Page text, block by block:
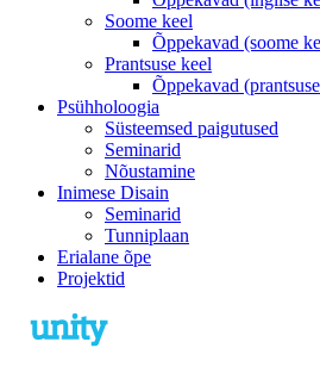
Soome keel
Õppekavad (soome
Prantsuse keel
Õppekavad
Psühholoogia
Süsteemsed paigutused
Seminarid
Nõustamine
Inimese Disain
Seminarid
Tunniplaan
Erialane õpe
Projektid